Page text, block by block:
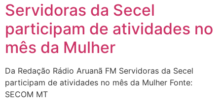
Servidoras da Secel
participam de atividades no
mês da Mulher
Da Redação Rádio Aruanã FM Servidoras da Secel
participam de atividades no mês da Mulher Fonte:
SECOM MT